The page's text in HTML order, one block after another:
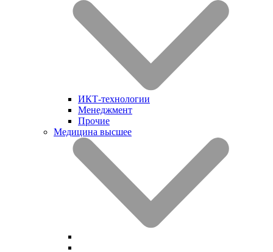
ИКТ-технологии
Менеджмент
Прочие
Медицина высшее